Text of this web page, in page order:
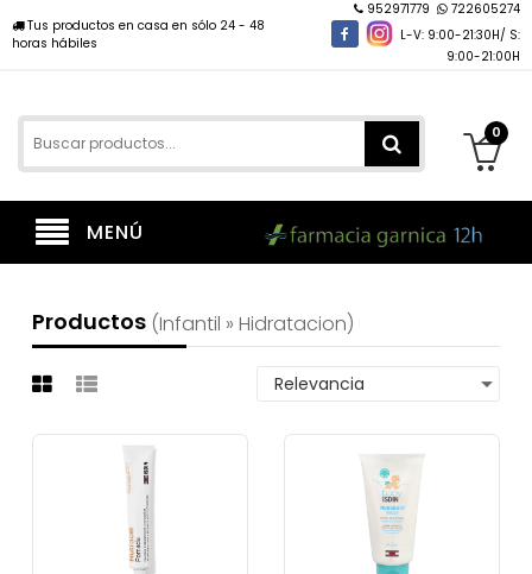
Tus productos en casa en sólo 24 - 48
horas hábiles
952971779
722605274
L-V: 9:00-21:30H/ S:
9:00-21:00H
0
MENÚ
Productos (infantil » Hidratacion)